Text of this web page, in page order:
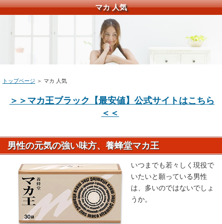
マカ 人気
トップページ ＞ マカ 人気
＞＞マカ王ブラック【最安値】公式サイトはこちら
＜＜
男性の元気の強い味方、養蜂堂マカ王
いつまでも若々しく現役で
いたいと願っている男性
は、多いのではないでしょ
うか。